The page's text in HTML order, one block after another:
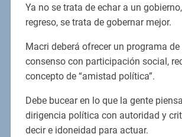
Ya no se trata de echar a un
regreso, se trata de gobernar mejor.
Macri deberá ofrecer un programa
consenso con participación social,
concepto de “amistad política”.
Debe bucear en lo que la gente
dirigencia política con autoridad y
decir e idoneidad para actuar.